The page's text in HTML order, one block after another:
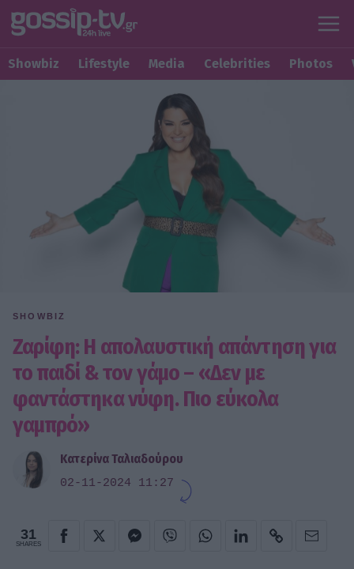
Showbiz Lifestyle Media Celebrities Photos
SHOWBIZ
Ζαρίφη: Η απολαυστική απάντηση για
το παιδί & τον γάμο – «Δεν με
φαντάστηκα νύφη. Πιο εύκολα
γαμπρό»
Κατερίνα Ταλιαδούρου
02-11-2024 11:27
31
SHARES